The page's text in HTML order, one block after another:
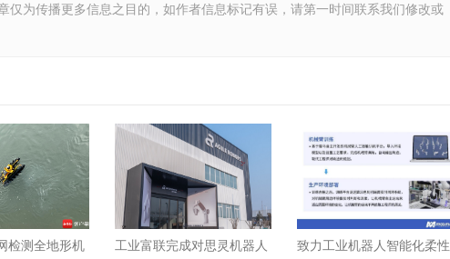
仅为传播更多信息之目的，如作者信息标记有误，请第一时间联系我们修改或
检测全地形机
工业富联完成对思灵机器人
致力工业机器人智能化柔性